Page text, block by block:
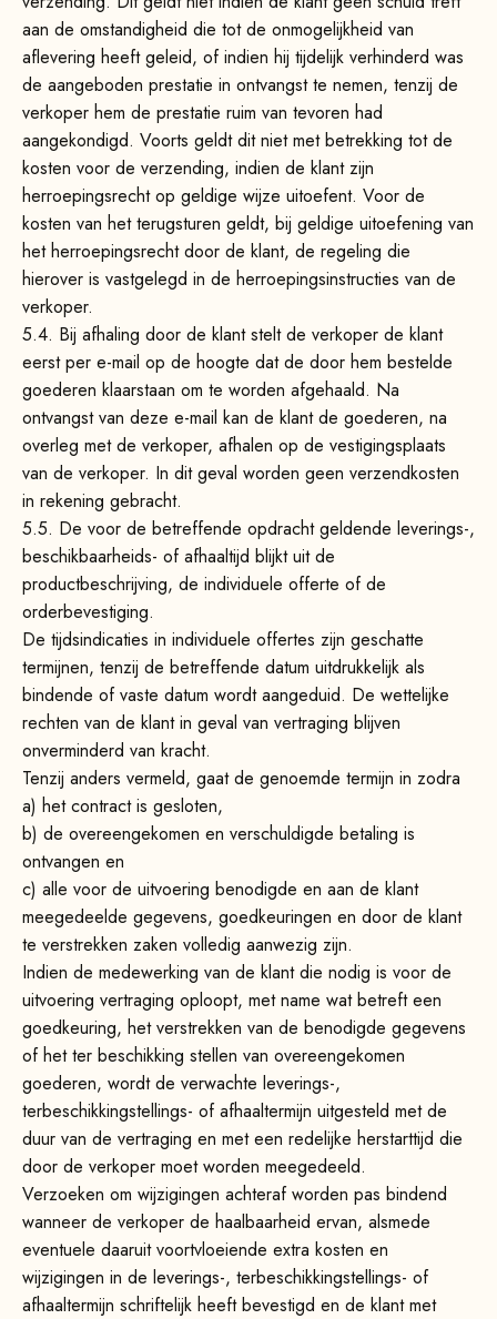
aan de omstandigheid die tot de onmogelijkheid van
aflevering heeft geleid, of indien hij tijdelijk verhinderd was
de aangeboden prestatie in ontvangst te nemen, tenzij de
verkoper hem de prestatie ruim van tevoren had
aangekondigd. Voorts geldt dit niet met betrekking tot de
kosten voor de verzending, indien de klant zijn
herroepingsrecht op geldige wijze uitoefent. Voor de
kosten van het terugsturen geldt, bij geldige uitoefening van
het herroepingsrecht door de klant, de regeling die
hierover is vastgelegd in de herroepingsinstructies van de
verkoper.
5.4. Bij afhaling door de klant stelt de verkoper de klant
eerst per e-mail op de hoogte dat de door hem bestelde
goederen klaarstaan om te worden afgehaald. Na
ontvangst van deze e-mail kan de klant de goederen, na
overleg met de verkoper, afhalen op de vestigingsplaats
van de verkoper. In dit geval worden geen verzendkosten
in rekening gebracht.
5.5. De voor de betreffende opdracht geldende leverings-,
beschikbaarheids- of afhaaltijd blijkt uit de
productbeschrijving, de individuele offerte of de
orderbevestiging.
De tijdsindicaties in individuele offertes zijn geschatte
termijnen, tenzij de betreffende datum uitdrukkelijk als
bindende of vaste datum wordt aangeduid. De wettelijke
rechten van de klant in geval van vertraging blijven
onverminderd van kracht.
Tenzij anders vermeld, gaat de genoemde termijn in zodra
a) het contract is gesloten,
b) de overeengekomen en verschuldigde betaling is
ontvangen en
c) alle voor de uitvoering benodigde en aan de klant
meegedeelde gegevens, goedkeuringen en door de klant
te verstrekken zaken volledig aanwezig zijn.
Indien de medewerking van de klant die nodig is voor de
uitvoering vertraging oploopt, met name wat betreft een
goedkeuring, het verstrekken van de benodigde gegevens
of het ter beschikking stellen van overeengekomen
goederen, wordt de verwachte leverings-,
terbeschikkingstellings- of afhaaltermijn uitgesteld met de
duur van de vertraging en met een redelijke herstarttijd die
door de verkoper moet worden meegedeeld.
Verzoeken om wijzigingen achteraf worden pas bindend
wanneer de verkoper de haalbaarheid ervan, alsmede
eventuele daaruit voortvloeiende extra kosten en
wijzigingen in de leverings-, terbeschikkingstellings- of
afhaaltermijn schriftelijk heeft bevestigd en de klant met